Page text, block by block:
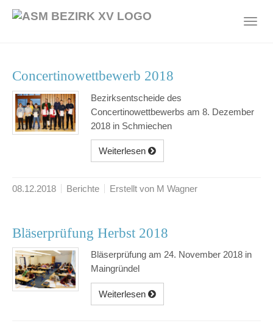
Concertinowettbewerb 2018
Bezirksentscheide des
Concertinowettbewerbs am 8. Dezember
2018 in Schmiechen
Weiterlesen
08.12.2018 Berichte Erstellt von M Wagner
Bläserprüfung Herbst 2018
Bläserprüfung am 24. November 2018 in
Maingründel
Weiterlesen